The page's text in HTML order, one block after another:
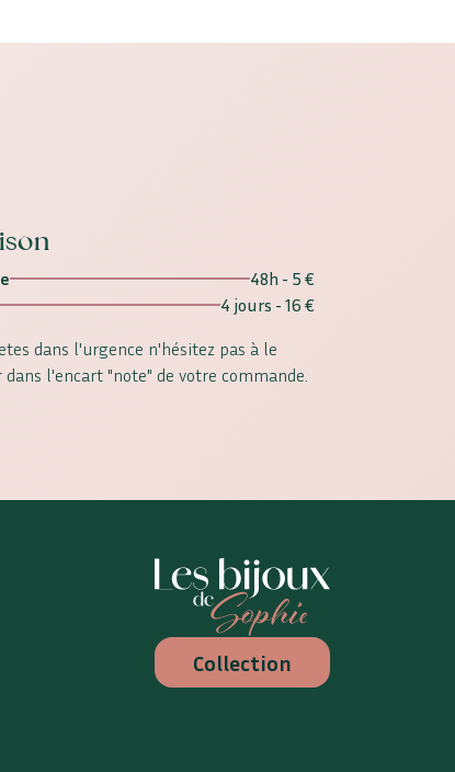
48h - 5 €
4 jours - 16 €
dans l'urgence n'hésitez pas à le
dans l'encart "note" de votre commande.
Les Bijoux de Sophie
Collection